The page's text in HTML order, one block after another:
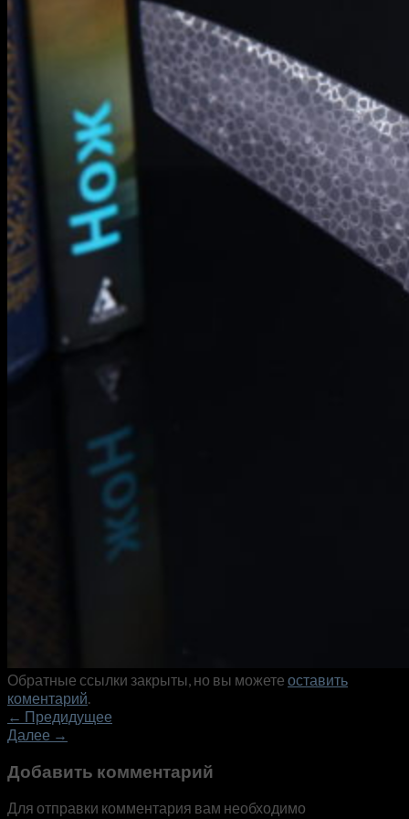
Уход и обслуживание
О мастерской
RUB0
Корзина пуста.
Корзина
Корзина пуста.
Обратные ссылки закрыты, но вы можете оставить
коментарий.
← Предидущее
Далее →
Добавить комментарий
Для отправки комментария вам необходимо